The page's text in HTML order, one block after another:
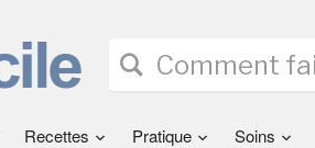
Recettes Pratique Soins